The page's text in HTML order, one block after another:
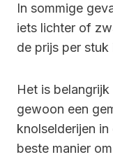
In sommige
iets lichter of
de prijs per stuk
Het is
gewoon een
knolselderijen
beste manier